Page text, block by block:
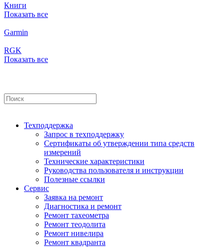
Книги
Показать все
Garmin
RGK
Показать все
Техподдержка
Запрос в техподдержку
Сертификаты об утверждении типа средств
измерений
Технические характеристики
Руководства пользователя и инструкции
Полезные ссылки
Сервис
Заявка на ремонт
Диагностика и ремонт
Ремонт тахеометра
Ремонт теодолита
Ремонт нивелира
Ремонт квадранта